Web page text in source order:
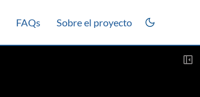
FAQs Sobre el proyecto